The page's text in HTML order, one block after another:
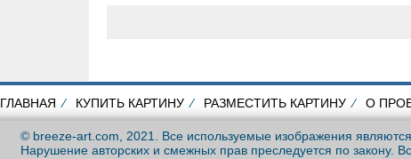
ГЛАВНАЯ ⁄ КУПИТЬ КАРТИНУ ⁄ РАЗМЕСТИТЬ КАРТИНУ ⁄ О
© breeze-art.com, 2021. Все используемые изображения являются
Нарушение авторских и смежных прав преследуется по закону.